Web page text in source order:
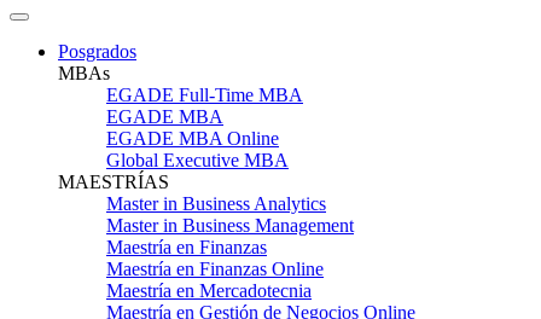
Posgrados
MBAs
EGADE Full-Time MBA
EGADE MBA
EGADE MBA Online
Global Executive MBA
MAESTRÍAS
Master in Business Analytics
Master in Business Management
Maestría en Finanzas
Maestría en Finanzas Online
Maestría en Mercadotecnia
Maestría en Gestión de Negocios Online